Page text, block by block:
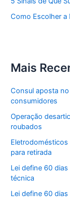
Como Escolher a
Mais
Consul aposta
consumidores
Operação
roubados
para retirada
Lei define 60
técnica
Lei define 60